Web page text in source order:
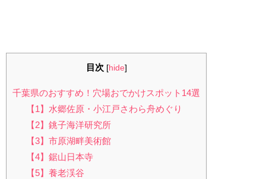
目次 [hide]
千葉県のおすすめ！穴場おでかけスポット14選
【1】水郷佐原・小江戸さわら舟めぐり
【2】銚子海洋研究所
【3】市原湖畔美術館
【4】鋸山日本寺
【5】養老渓谷